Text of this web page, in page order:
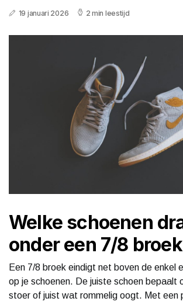
19 januari 2026 2 min leestijd
Welke schoenen
onder een 7/8 broek
Een 7/8 broek eindigt net boven de enkel
op je schoenen. De juiste schoen bepaalt
stoer of juist wat rommelig oogt. Met een